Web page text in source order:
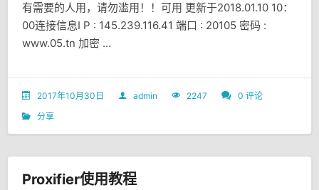
有需要的人用，请勿滥用！！可用 更新于2018.01.10 10：
00连接信息I P : 145.239.116.41 端口 : 20105 密码 :
www.05.tn 加密 ...
2017年10月30日 admin 2247
0 评论
分享
Proxifier使用教程